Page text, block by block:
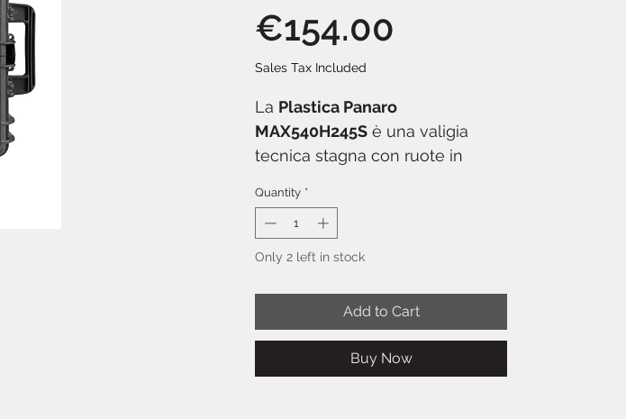
€154.00
Sales Tax Included
La Plastica Panaro
MAX540H245S è una valigia
tecnica stagna con ruote in
fabbricazione italiana, certificata
IP67 contro polvere e
immersione temporanea.
integrate e maniglia telescopica
per trasporto agevole, ideale per
kit fotografici, attrezzature video,
sistemi wireless multipli e
Quantity *
Only 2 left in stock
Add to Cart
Buy Now